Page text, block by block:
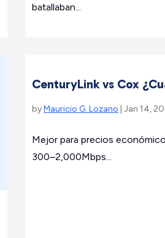
batallaban...
CenturyLink vs Cox
byMauricio G. Lozano | Jan 14,
Mejor para precios
300–2,000Mbps...